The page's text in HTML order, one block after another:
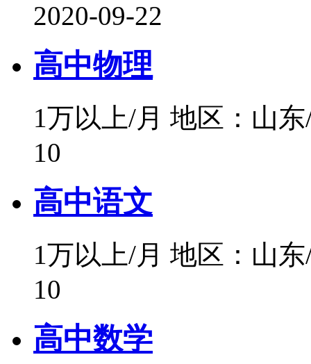
2020-09-22
高中物理
1万以上/月 地区：山
10
高中语文
1万以上/月 地区：山
10
高中数学